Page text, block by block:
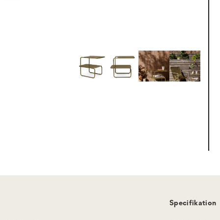
Specifikation